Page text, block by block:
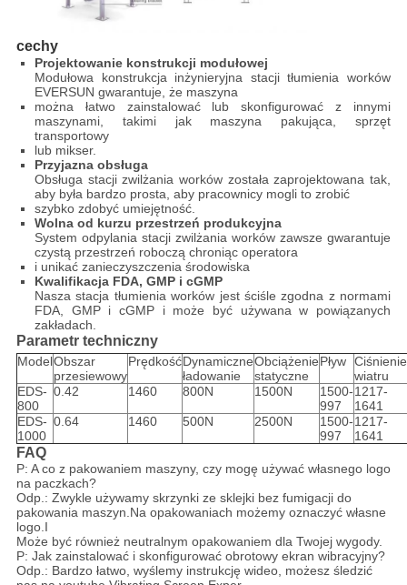
cechy
Projektowanie konstrukcji modułowej
Modułowa konstrukcja inżynieryjna stacji tłumienia worków
EVERSUN gwarantuje, że maszyna
można łatwo zainstalować lub skonfigurować z innymi
maszynami, takimi jak maszyna pakująca, sprzęt
transportowy
lub mikser.
Przyjazna obsługa
Obsługa stacji zwilżania worków została zaprojektowana tak,
aby była bardzo prosta, aby pracownicy mogli to zrobić
szybko zdobyć umiejętność.
Wolna od kurzu przestrzeń produkcyjna
System odpylania stacji zwilżania worków zawsze gwarantuje
czystą przestrzeń roboczą chroniąc operatora
i unikać zanieczyszczenia środowiska
Kwalifikacja FDA, GMP i cGMP
Nasza stacja tłumienia worków jest ściśle zgodna z normami
FDA, GMP i cGMP i może być używana w powiązanych
zakładach.
Parametr techniczny
ModelObszar
przesiewowy
PrędkośćDynamiczne
ładowanie
Obciążenie
statyczne
Pływ Ciśnienie
wiatru
EDS-
800
0.42 1460 800N 1500N
1500-
997
1217-
1641
EDS-
1000
0.64 1460 500N 2500N
1500-
997
1217-
1641
FAQ
P: A co z pakowaniem maszyny, czy mogę używać własnego logo
na paczkach?
Odp.: Zwykle używamy skrzynki ze sklejki bez fumigacji do
pakowania maszyn.Na opakowaniach możemy oznaczyć własne
logo.I
Może być również neutralnym opakowaniem dla Twojej wygody.
P: Jak zainstalować i skonfigurować obrotowy ekran wibracyjny?
Odp.: Bardzo łatwo, wyślemy instrukcję wideo, możesz śledzić